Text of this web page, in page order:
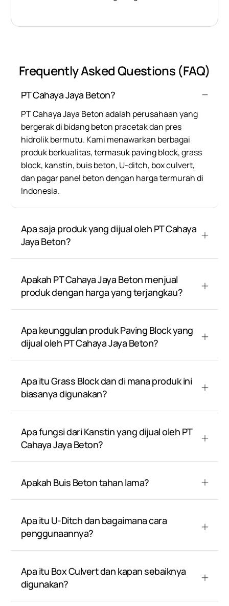
Frequently Asked Questions (FAQ)
PT Cahaya Jaya Beton?
PT Cahaya Jaya Beton adalah perusahaan yang
bergerak di bidang beton pracetak dan pres
hidrolik bermutu. Kami menawarkan berbagai
produk berkualitas, termasuk paving block, grass
block, kanstin, buis beton, U-ditch, box culvert,
dan pagar panel beton dengan harga termurah di
Indonesia.
Apa saja produk yang dijual oleh PT Cahaya
Jaya Beton?
Apakah PT Cahaya Jaya Beton menjual
produk dengan harga yang terjangkau?
Apa keunggulan produk Paving Block yang
dijual oleh PT Cahaya Jaya Beton?
Apa itu Grass Block dan di mana produk ini
biasanya digunakan?
Apa fungsi dari Kanstin yang dijual oleh PT
Cahaya Jaya Beton?
Apakah Buis Beton tahan lama?
Apa itu U-Ditch dan bagaimana cara
penggunaannya?
Apa itu Box Culvert dan kapan sebaiknya
digunakan?